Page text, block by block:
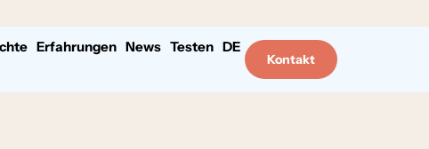
Erfahrungen News Testen DE
Kontakt